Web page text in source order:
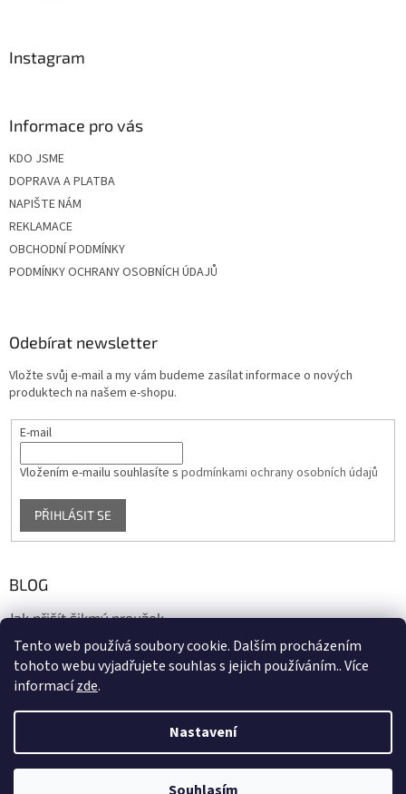
Tento web používá soubory cookie. Dalším procházením
tohoto webu vyjadřujete souhlas s jejich používáním.. Více
informacízde.
Nastavení
Instagram
Informace pro vás
KDO JSME
DOPRAVA A PLATBA
NAPIŠTE NÁM
REKLAMACE
OBCHODNÍ PODMÍNKY
PODMÍNKY OCHRANY OSOBNÍCH ÚDAJŮ
Odebírat newsletter
Vložte svůj e-mail a my vám budeme zasílat informace o nových
produktech na našem e-shopu.
E-mail
Vložením e-mailu souhlasíte s podmínkami ochrany osobních údajů
PŘIHLÁSIT SE
BLOG
Jak přišít šikmý proužek
17.10.2020
Copyright 2026biaska.cz. Všechna práva vyhrazena.Upravit